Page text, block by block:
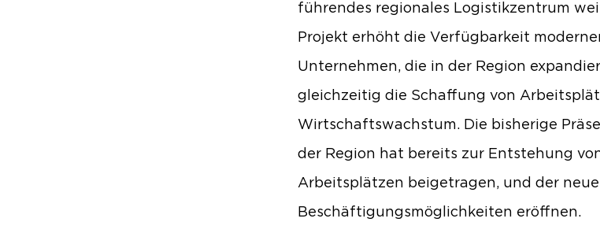
führendes regionales Logistikzentrum
Projekt erhöht die Verfügbarkeit
Unternehmen, die in der Region
gleichzeitig die Schaffung von
Wirtschaftswachstum. Die bisherige
der Region hat bereits zur Entstehung
Arbeitsplätzen beigetragen, und der
Beschäftigungsmöglichkeiten eröffnen.